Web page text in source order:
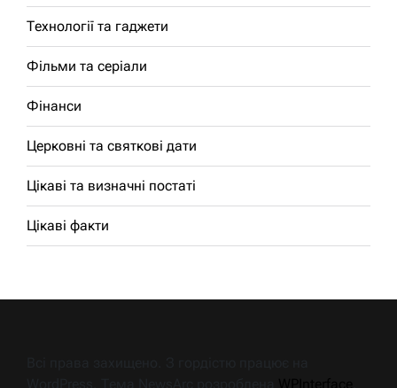
Технології та гаджети
Фільми та серіали
Фінанси
Церковні та святкові дати
Цікаві та визначні постаті
Цікаві факти